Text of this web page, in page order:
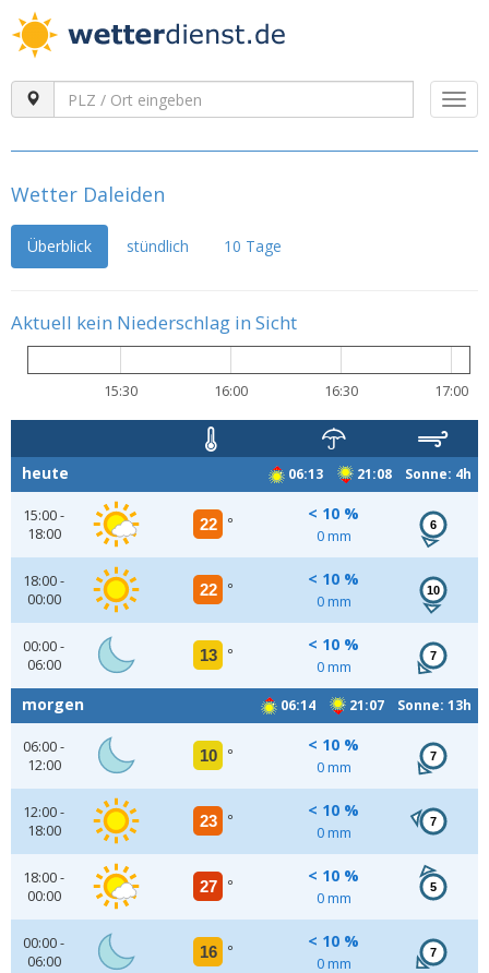
Wetter Daleiden
Überblick stündlich 10 Tage
Aktuell kein Niederschlag in Sicht
15:30 16:00 16:30 17:00
06:13 21:08 Sonne: 4h
heute
15:00 -
18:00
22 °
< 10 %
0 mm
6
18:00 -
00:00
22 °
< 10 %
0 mm
10
00:00 -
06:00
13 °
< 10 %
0 mm
7
06:14 21:07 Sonne: 13h
morgen
06:00 -
12:00
10 °
< 10 %
0 mm
7
12:00 -
18:00
23 °
< 10 %
0 mm
7
18:00 -
00:00
27 °
< 10 %
0 mm
5
00:00 -
06:00
16 °
< 10 %
0 mm
7